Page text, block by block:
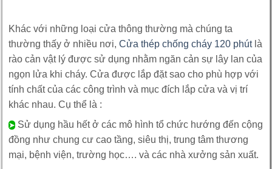
Khác với những loại cửa thông thường mà chúng ta
thường thấy ở nhiều nơi, Cửa thép chống cháy 120 phútlà
rào cản vật lý được sử dụng nhằm ngăn cản sự lây lan của
ngọn lửa khi cháy. Cửa được lắp đặt sao cho phù hợp với
tính chất của các công trình và mục đích lắp cửa và vị trí
khác nhau. Cụ thể là :
➤ Sử dụng hầu hết ở các mô hình tổ chức hướng đến cộng
đồng như chung cư cao tầng, siêu thị, trung tâm thương
mại, bệnh viện, trường học…. và các nhà xưởng sản xuất.